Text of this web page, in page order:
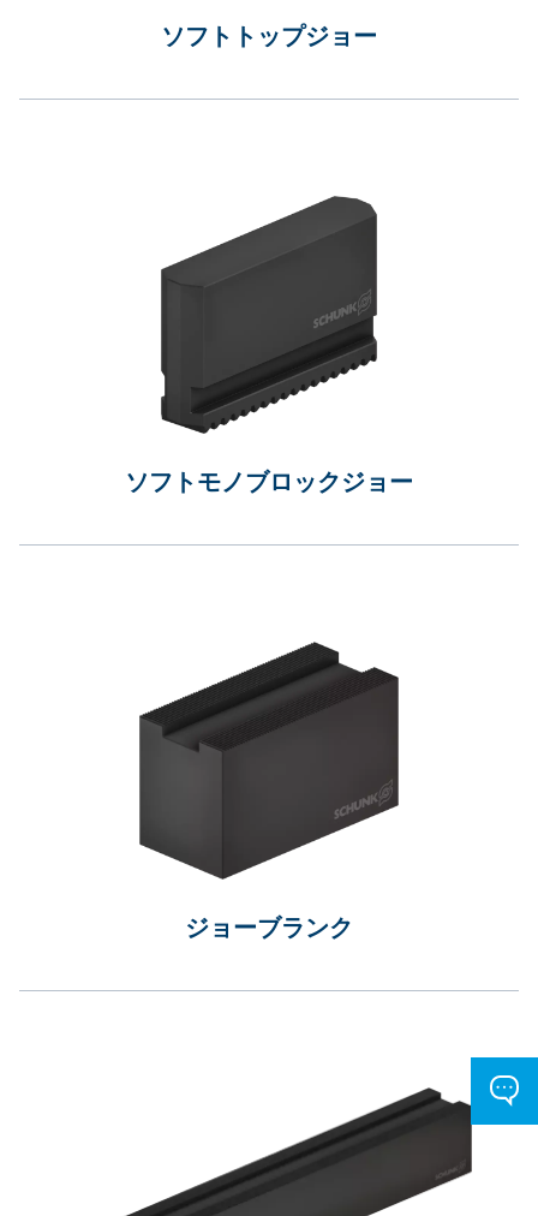
ソフトトップジョー
ソフトモノブロックジョー
ジョーブランク